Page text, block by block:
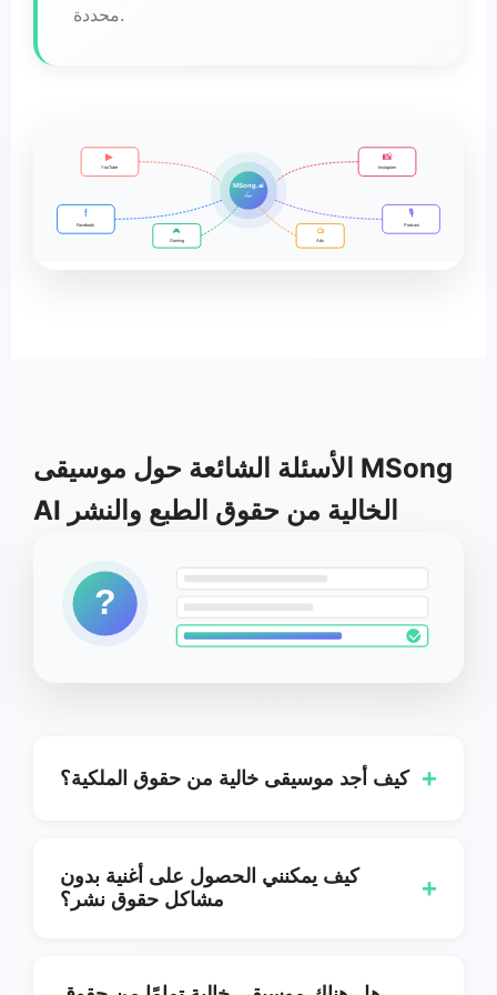
محددة.
MSong.ai
مولّد
▶
YouTube
📸
Instagram
f
Facebook
🎙️
Podcast
🎮
Gaming
📺
Ads
الأسئلة الشائعة حول موسيقى MSong
AI الخالية من حقوق الطبع والنشر
?
كيف أجد موسيقى خالية من حقوق الملكية؟ +
واستخدمها بموجب شروط الترخيص الخالي من
كيف يمكنني الحصول على أغنية بدون
مشاكل حقوق نشر؟
+
الملكية مع تراخيص واضحة. توفر MSong AI توليد